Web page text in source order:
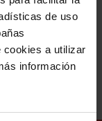
de uso
cookies a utilizar
información